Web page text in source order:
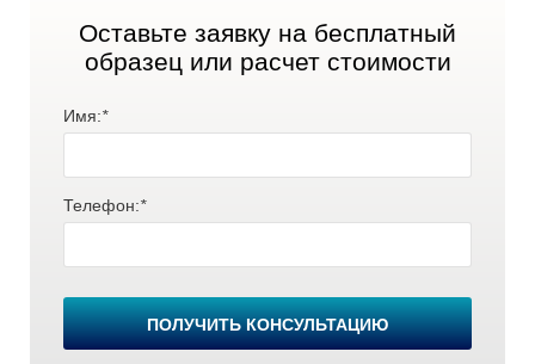
Оставьте заявку на бесплатный
образец или расчет стоимости
Имя:*
Телефон:*
ПОЛУЧИТЬ КОНСУЛЬТАЦИЮ
О
О